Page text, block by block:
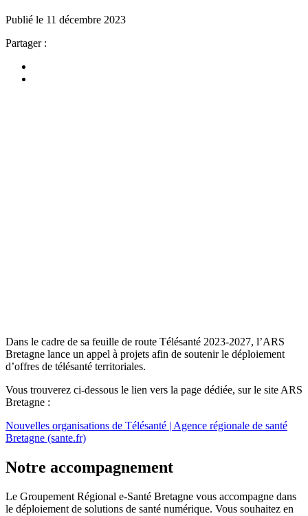
Publié le 11 décembre 2023
Partager :
Dans le cadre de sa feuille de route Télésanté 2023-2027, l’ARS
Bretagne lance un appel à projets afin de soutenir le déploiement
d’offres de télésanté territoriales.
Vous trouverez ci-dessous le lien vers la page dédiée, sur le site ARS
Bretagne :
Nouvelles organisations de Télésanté | Agence régionale de santé
Bretagne (sante.fr)
Notre accompagnement
Le Groupement Régional e-Santé Bretagne vous accompagne dans
le déploiement de solutions de santé numérique. Vous souhaitez en